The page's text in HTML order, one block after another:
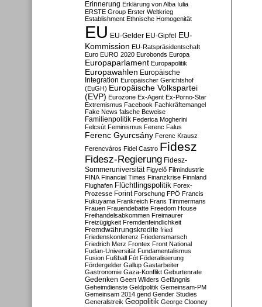
Erinnerung Erklärung von Alba Iulia
ERSTE Group Erster Weltkrieg
Establishment Ethnische Homogenität
EU EU-Gelder EU-Gipfel EU-
Kommission EU-Ratspräsidentschaft
Euro EURO 2020 Eurobonds Europa
Europaparlament Europapolitik
Europawahlen Europäische
Integration Europäischer Gerichtshof
(EuGH) Europäische Volkspartei
(EVP) Eurozone Ex-Agent Ex-Porno-Star
Extremismus Facebook Fachkräftemangel
Fake News falsche Beweise
Familienpolitik Federica Mogherini
Felcsút Feminismus Ferenc Falus
Ferenc Gyurcsány Ferenc Krausz
Ferencváros Fidel Castro Fidesz
Fidesz-Regierung Fidesz-
Sommeruniversität Figyelő Filmindustrie
FINA Financial Times Finanzkrise Finnland
Flughafen Flüchtlingspolitik Forex-
Prozesse Forint Forschung FPÖ Francis
Fukuyama Frankreich Frans Timmermans
Frauen Frauendebatte Freedom House
Freihandelsabkommen Freimaurer
Freizügigkeit Fremdenfeindlichkeit
Fremdwährungskredite fried
Friedenskonferenz Friedensmarsch
Friedrich Merz Frontex Front National
Fudan-Universität Fundamentalismus
Fusion Fußball Fót Föderalisierung
Fördergelder Gallup Gastarbeiter
Gastronomie Gaza-Konflikt Geburtenrate
Gedenken Geert Wilders Gefängnis
Geheimdienste Geldpolitik Gemeinsam-PM
Gemeinsam 2014 gend Gender Studies
Generalstreik Geopolitik George Clooney